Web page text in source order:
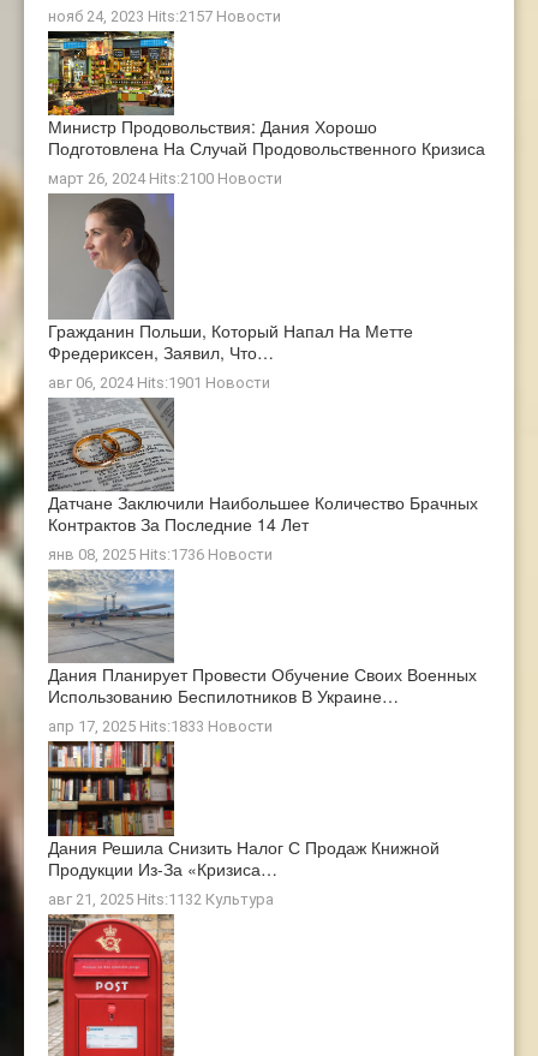
нояб 24, 2023 Hits:2157 Новости
Министр Продовольствия: Дания Хорошо
Подготовлена ​​на Случай Продовольственного Кризиса
март 26, 2024 Hits:2100 Новости
Гражданин Польши, Который Напал На Метте
Фредериксен, Заявил, Что…
авг 06, 2024 Hits:1901 Новости
Датчане Заключили Наибольшее Количество Брачных
Контрактов За Последние 14 Лет
янв 08, 2025 Hits:1736 Новости
Дания Планирует Провести Обучение Своих Военных
Использованию Беспилотников В Украине…
апр 17, 2025 Hits:1833 Новости
Дания Решила Снизить Налог С Продаж Книжной
Продукции Из-За «кризиса…
авг 21, 2025 Hits:1132 Культура